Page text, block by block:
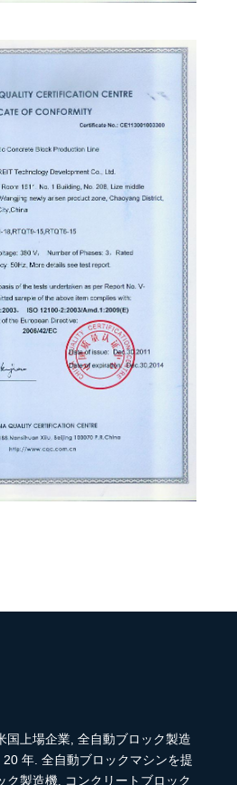
国上場企業, 全自動ブロック製造
年. 全自動ブロックマシンを提
ク製造機, コンクリートブロック